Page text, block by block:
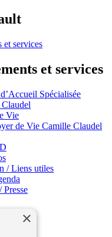
et services
et services
Spécialisée
Vie
de Vie Camille Claudel
/ Liens utiles
Presse
×